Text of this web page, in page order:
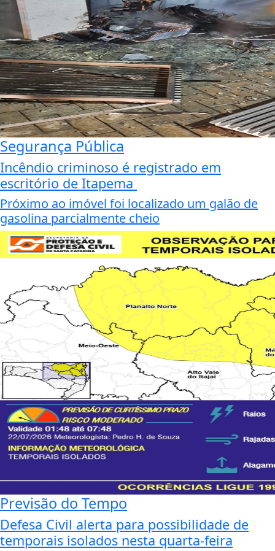
Segurança Pública
Incêndio criminoso é registrado em
escritório de Itapema
Próximo ao imóvel foi localizado um galão de
gasolina parcialmente cheio
Previsão do Tempo
Defesa Civil alerta para possibilidade de
temporais isolados nesta quarta-feira